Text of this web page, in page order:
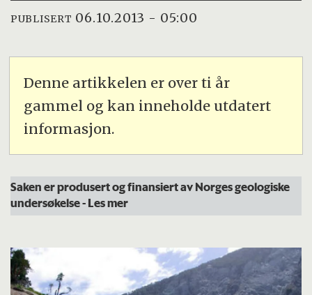
PUBLISERT 06.10.2013 - 05:00
Denne artikkelen er over ti år
gammel og kan inneholde utdatert
informasjon.
Saken er produsert og finansiert av Norges geologiske
undersøkelse- Les mer